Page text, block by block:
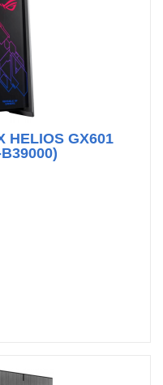
HELIOS GX601